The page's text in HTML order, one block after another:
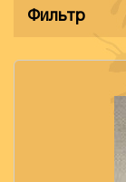
Фильтр